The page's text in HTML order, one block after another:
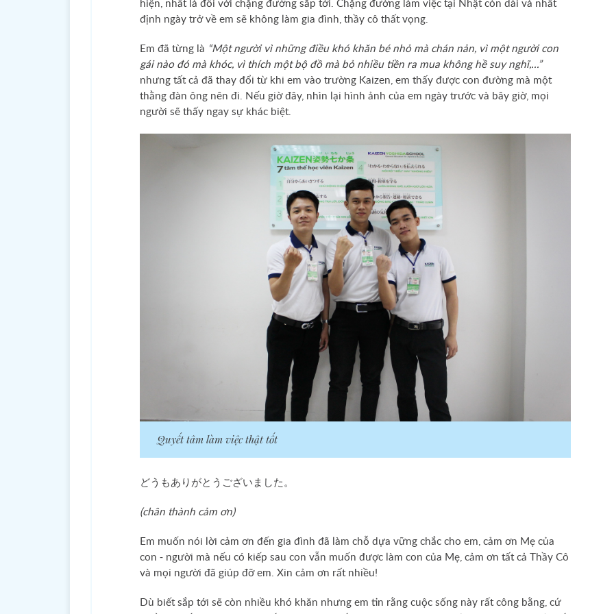
hiện, nhất là đối với chặng đường sắp tới. Chặng đường làm việc tại Nhật còn dài và nhất
định ngày trở về em sẽ không làm gia đình, thầy cô thất vọng.
Em đã từng là “Một người vì những điều khó khăn bé nhỏ mà chán nản, vì một người con
gái nào đó mà khóc, vì thích một bộ đồ mà bỏ nhiều tiền ra mua không hề suy nghĩ,...”
nhưng tất cả đã thay đổi từ khi em vào trường Kaizen, em thấy được con đường mà một
thằng đàn ông nên đi. Nếu giờ đây, nhìn lại hình ảnh của em ngày trước và bây giờ, mọi
người sẽ thấy ngay sự khác biệt.
Quyết tâm làm việc thật tốt
どうもありがとうございました。
(chân thành cảm ơn)
Em muốn nói lời cảm ơn đến gia đình đã làm chỗ dựa vững chắc cho em, cảm ơn Mẹ của
con - người mà nếu có kiếp sau con vẫn muốn được làm con của Mẹ, cảm ơn tất cả Thầy Cô
và mọi người đã giúp đỡ em. Xin cảm ơn rất nhiều!
Dù biết sắp tới sẽ còn nhiều khó khăn nhưng em tin rằng cuộc sống này rất công bằng, cứ
Bản tin Esuhai - Kaizen
KẾT NỐI